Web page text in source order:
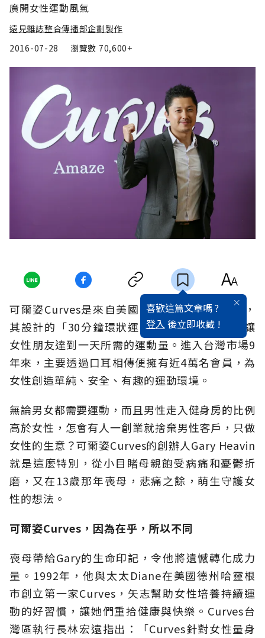
廣開女性運動風氣
遠見雜誌整合傳播部企劃製作
2016-07-28
瀏覽數 70,600+
喜歡這篇文章嗎 ?
登入 後立即收藏 !
可爾姿Curves是來自美國的女性專屬運動品牌，
其設計的「30分鐘環狀運動」效率極高，足以讓
女性朋友達到一天所需的運動量。進入台灣市場9
年來，主要透過口耳相傳便擁有近4萬名會員，為
女性創造單純、安全、有趣的運動環境。
無論男女都需要運動，而且男性走入健身房的比例
高於女性，怎會有人一創業就捨棄男性客戶，只做
女性的生意？可爾姿Curves的創辦人Gary Heavin
就是這麼特別，從小目睹母親飽受病痛和憂鬱折
磨，又在13歲那年喪母，悲痛之餘，萌生守護女
性的想法。
可爾姿Curves，因為在乎，所以不同
喪母帶給Gary的生命印記，令他將遺憾轉化成力
量。1992年，他與太太Diane在美國德州哈靈根
市創立第一家Curves，矢志幫助女性培養持續運
動的好習慣，讓她們重拾健康與快樂。Curves台
灣區執行長林宏遠指出：「Curves針對女性量身